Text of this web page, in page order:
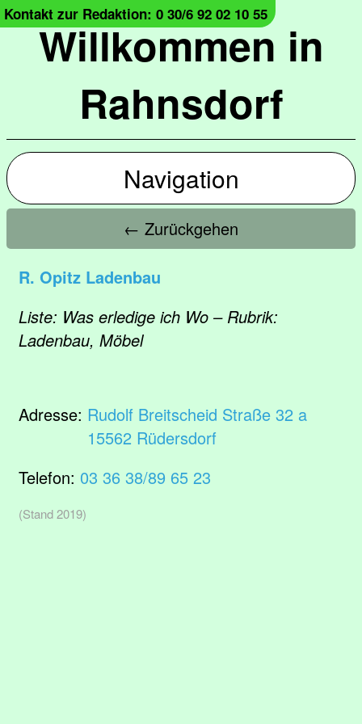
Willkommen in
Rahnsdorf
Kontakt zur Redaktion: 0 30/6 92 02 10 55
Navigation
← Zurückgehen
R. Opitz Ladenbau
Liste: Was erledige ich Wo – Rubrik:
Ladenbau, Möbel
Adresse: Rudolf Breitscheid Straße 32 a
15562 Rüdersdorf
Telefon: 03 36 38/89 65 23
(Stand 2019)